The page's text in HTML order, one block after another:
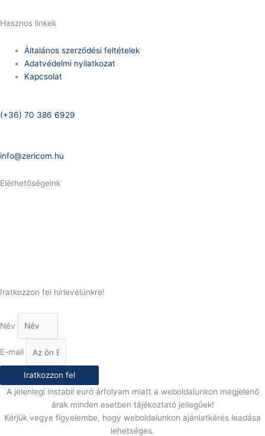
Hasznos linkek
Általános szerződési feltételek
Adatvédelmi nyilatkozat
Kapcsolat
(+36) 70 386 6929
info@zericom.hu
Elérhetőségeink
Iratkozzon fel hírlevelünkre!
Név
E-mail
Iratkozzon fel
A jelenlegi instabil euró árfolyam miatt a weboldalunkon megjelenő
árak minden esetben tájékoztató jellegűek!
Kérjük vegye figyelembe, hogy weboldalunkon ajánlatkérés leadása
lehetséges.